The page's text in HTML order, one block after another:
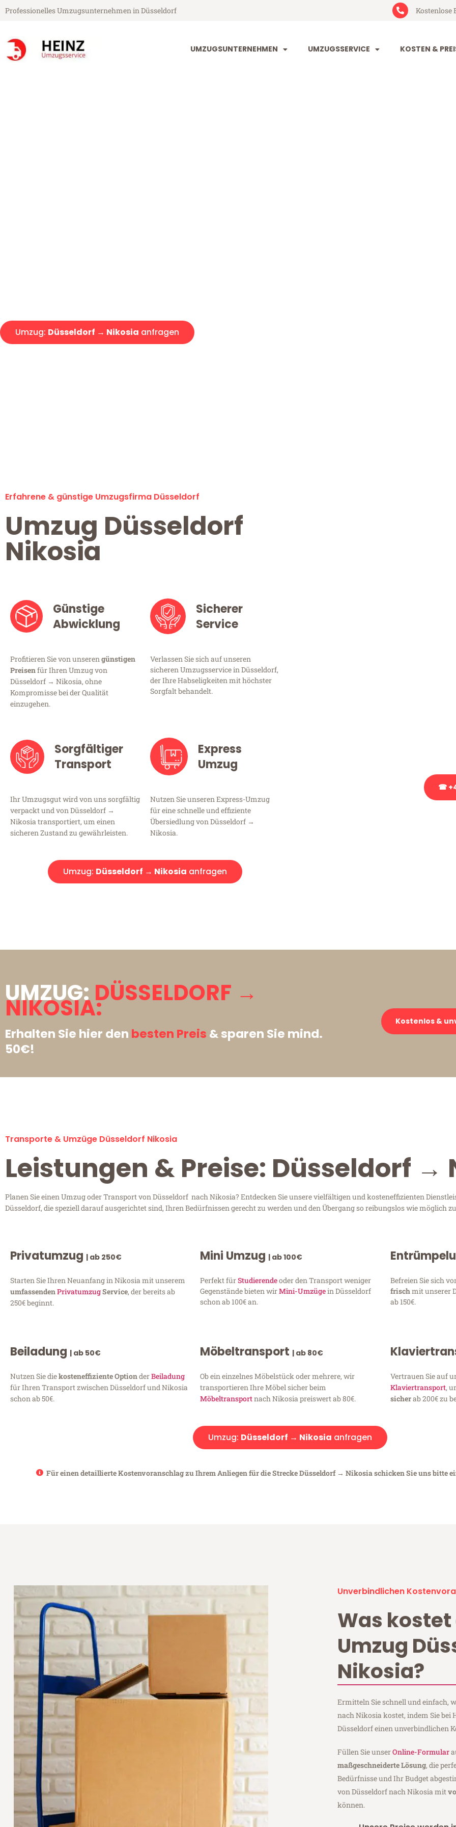
Professionelles Umzugsunternehmen in Düsseldorf Kostenlose
UMZUGSUNTERNEHMEN UMZUGSSERVICE KOSTEN &
Umzug: Düsseldorf → Nikosia anfragen
Erfahrene & günstige Umzugsfirma Düsseldorf
Umzug Düsseldorf
Nikosia
Günstige
Abwicklung
Profitieren Sie von unserengünstigen
Preisenfür Ihren Umzug von
Düsseldorf → Nikosia, ohne
Kompromisse bei der Qualität
einzugehen.
Sicherer
Service
Verlassen Sie sich auf unseren
sicheren Umzugsservice in Düsseldorf,
der Ihre Habseligkeiten mit höchster
Sorgfalt behandelt.
Sorgfältiger
Transport
Ihr Umzugsgut wird von uns sorgfältig
verpackt und von Düsseldorf →
Nikosia transportiert, um einen
sicheren Zustand zu gewährleisten.
Express
Umzug
Nutzen Sie unseren Express-Umzug
für eine schnelle und effiziente
Übersiedlung von Düsseldorf →
Nikosia.
Umzug: Düsseldorf → Nikosia anfragen
☎
UMZUG:DÜSSELDORF →
NIKOSIA:
Erhalten Sie hier den besten Preis & sparen Sie mind.
50€!
Kostenlos &
Transporte & Umzüge Düsseldorf Nikosia
Leistungen & Preise: Düsseldorf →
Planen Sie einen Umzug oder Transport von Düsseldorf nach Nikosia? Entdecken Sie unsere vielfältigen und kosteneffizienten
Düsseldorf, die speziell darauf ausgerichtet sind, Ihren Bedürfnissen gerecht zu werden und den Übergang so reibungslos wie möglich
Privatumzug | ab 250€
Starten Sie Ihren Neuanfang in Nikosia mit unserem
umfassendenPrivatumzugService, der bereits ab
250€ beginnt.
Mini Umzug | ab 100€
Perfekt fürStudierendeoder den Transport weniger
Gegenstände bieten wirMini-Umzügein Düsseldorf
schon ab 100€ an.
Befreien Sie sich
frischmit unserer
ab 150€.
Beiladung | ab 50€
Nutzen Sie diekosteneffiziente OptionderBeiladung
für Ihren Transport zwischen Düsseldorf und Nikosia
schon ab 50€.
Möbeltransport | ab 80€
Ob ein einzelnes Möbelstück oder mehrere, wir
transportieren Ihre Möbel sicher beim
Möbeltransportnach Nikosia preiswert ab 80€.
Vertrauen Sie auf
Klaviertransport,
sicherab 200€ zu
Umzug: Düsseldorf → Nikosia anfragen
Für einen detaillierte Kostenvoranschlag zu Ihrem Anliegen für die Strecke Düsseldorf → Nikosia schicken Sie uns bitte
Unverbindlichen
Was kostet
Umzug
Nikosia?
Ermitteln Sie schnell und einfach,
nach Nikosia kostet, indem Sie bei
Düsseldorf einen unverbindlichen
Füllen Sie unserOnline-Formular
maßgeschneiderte Lösung, die
Bedürfnisse und Ihr Budget
von Düsseldorf nach Nikosia mit
können.